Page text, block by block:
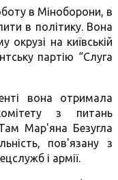
в Міноборони, в
в політику. Вона
на київській
партію “Слуга
вона отримала
з питань
Мар'яна Безугла
пов'язану з
і армії.